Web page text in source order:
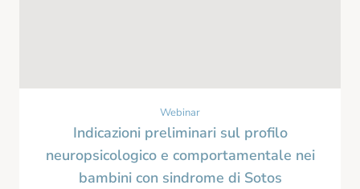
Webinar
Indicazioni preliminari sul profilo
neuropsicologico e comportamentale nei
bambini con sindrome di Sotos